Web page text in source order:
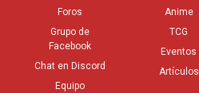
Foros
Grupo de
Facebook
Chat en Discord
Equipo
Anime
TCG
Eventos
Artículos